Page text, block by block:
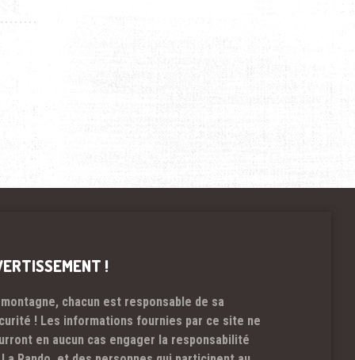
!
montagne, chacun est responsable de sa
! Les informations fournies par ce site ne
en aucun cas engager la responsabilité